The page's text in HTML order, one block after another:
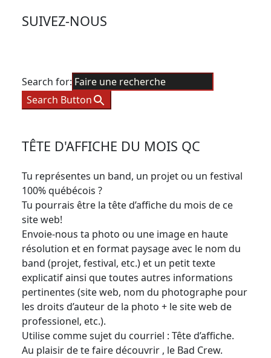
SUIVEZ-NOUS
Search for:
Search Button
TÊTE D'AFFICHE DU MOIS QC
Tu représentes un band, un projet ou un festival
100% québécois ?
Tu pourrais être la tête d’affiche du mois de ce
site web!
Envoie-nous ta photo ou une image en haute
résolution et en format paysage avec le nom du
band (projet, festival, etc.) et un petit texte
explicatif ainsi que toutes autres informations
pertinentes (site web, nom du photographe pour
les droits d’auteur de la photo + le site web de
professionel, etc.).
Utilise comme sujet du courriel : Tête d’affiche.
Au plaisir de te faire découvrir , le Bad Crew.